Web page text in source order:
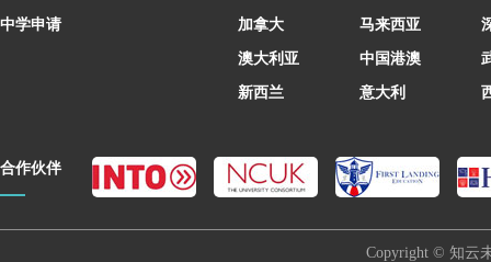
中学申请 加拿大
澳大利亚
新西兰
马来西亚
中国港澳
意大利
合作伙伴
Copyright © 知云